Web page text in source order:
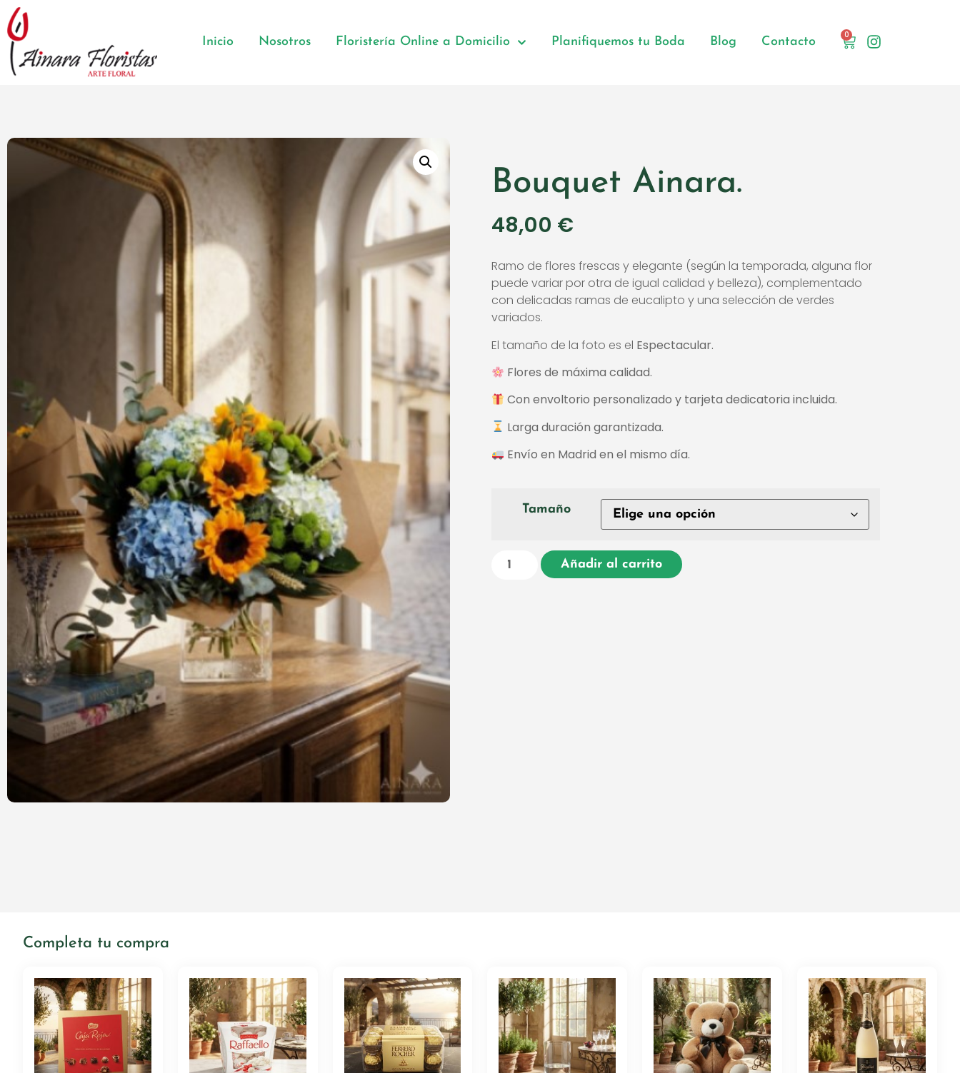
Inicio Nosotros Floristería Online a Domicilio Planifiquemos tu Boda Blog Contacto
0
Bouquet Ainara.
48,00 €
Ramo de flores frescas y elegante (según la temporada, alguna flor
puede variar por otra de igual calidad y belleza), complementado
con delicadas ramas de eucalipto y una selección de verdes
variados.
El tamaño de la foto es el Espectacular.
Flores de máxima calidad.
Con envoltorio personalizado y tarjeta dedicatoria incluida.
Larga duración garantizada.
Envío en Madrid en el mismo día.
Tamaño
Añadir al carrito
Completa tu compra